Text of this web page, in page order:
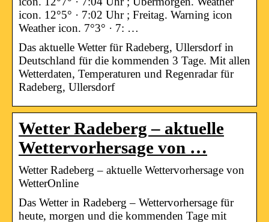
icon. 12°5° · 7:02 Uhr ; Freitag. Warning icon
Weather icon. 7°3° · 7: …
Das aktuelle Wetter für Radeberg, Ullersdorf in
Deutschland für die kommenden 3 Tage. Mit allen
Wetterdaten, Temperaturen und Regenradar für
Radeberg, Ullersdorf
Wetter Radeberg – aktuelle
Wettervorhersage von …
Wetter Radeberg – aktuelle Wettervorhersage von
WetterOnline
Das Wetter in Radeberg – Wettervorhersage für
heute, morgen und die kommenden Tage mit